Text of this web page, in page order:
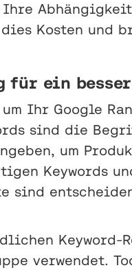
Kosten und
für ein
Ihr Google
sind die
um
Keywords
sind
Keyword-
verwendet.